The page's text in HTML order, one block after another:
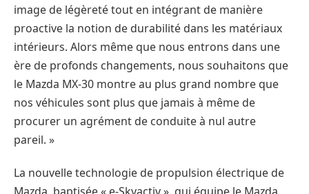
image de légèreté tout en intégrant de manière
proactive la notion de durabilité dans les matériaux
intérieurs. Alors même que nous entrons dans une
ère de profonds changements, nous souhaitons que
le Mazda MX-30 montre au plus grand nombre que
nos véhicules sont plus que jamais à même de
procurer un agrément de conduite à nul autre
pareil. »
La nouvelle technologie de propulsion électrique de